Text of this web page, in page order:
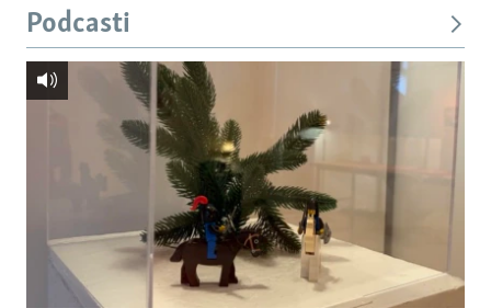
Podcasti